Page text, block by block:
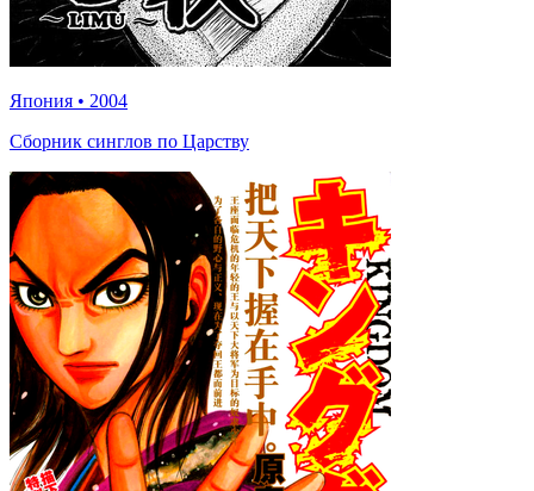
Япония • 2004
Сборник синглов по Царству